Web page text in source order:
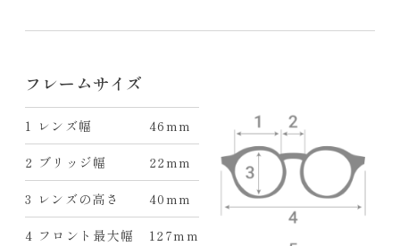
フレームサイズ
1 レンズ幅 46mm
2 ブリッジ幅 22mm
3 レンズの高さ 40mm
4 フロント最大幅 127mm